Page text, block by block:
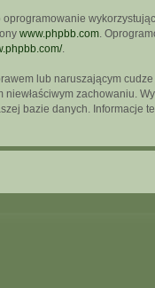
o oprogramowanie
www.phpbb.com.
.
lub naruszającym
zachowaniu.
bazie danych. Informacje